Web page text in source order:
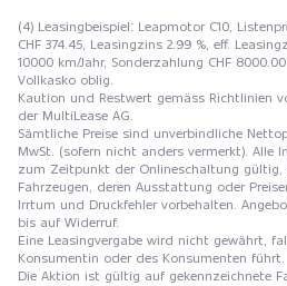
(4) Leasingbeispiel: Leapmotor C10,
CHF 374.45, Leasingzins 2.99 %, eff.
10000 km/Jahr, Sonderzahlung CHF
Vollkasko oblig.
Kaution und Restwert gemäss Richtlinien
der MultiLease AG.
Sämtliche Preise sind unverbindliche
MwSt. (sofern nicht anders vermerkt). Alle
zum Zeitpunkt der Onlineschaltung gültig,
Fahrzeugen, deren Ausstattung oder
Irrtum und Druckfehler vorbehalten.
bis auf Widerruf.
Eine Leasingvergabe wird nicht gewährt,
Konsumentin oder des Konsumenten führt.
Die Aktion ist gültig auf gekennzeichnete